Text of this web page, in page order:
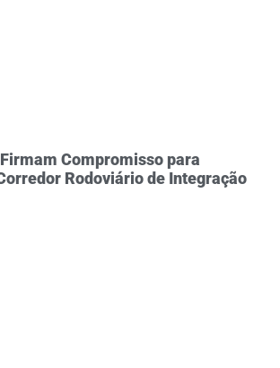
Compromisso para
Rodoviário de Integração